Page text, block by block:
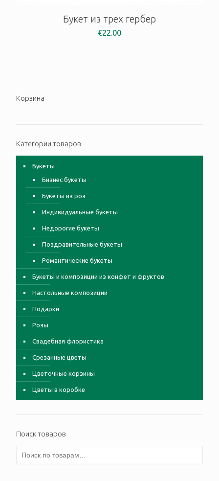
Букет из трех гербер
€22.00
Корзина
Категории товаров
Букеты
Бизнес букеты
Букеты из роз
Индивидуальные букеты
Недорогие букеты
Поздравительные букеты
Романтические букеты
Букеты и композиции из конфет и фруктов
Настольные композиции
Подарки
Розы
Свадебная флористика
Срезанные цветы
Цветочные корзины
Цветы в коробке
Поиск товаров